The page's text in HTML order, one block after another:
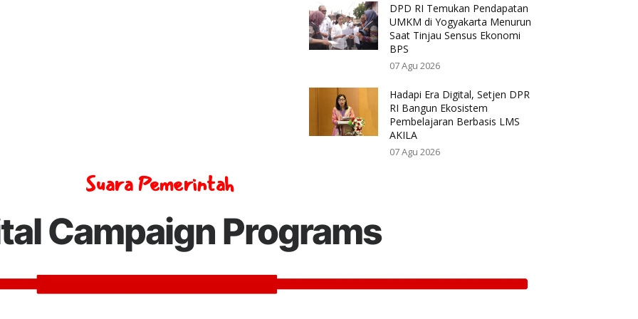
DPD RI Temukan Pendapatan
UMKM di Yogyakarta Menurun
Saat Tinjau Sensus Ekonomi
BPS
07 Agu 2026
Hadapi Era Digital, Setjen DPR
RI Bangun Ekosistem
Pembelajaran Berbasis LMS
AKILA
07 Agu 2026
Suara Pemerintah
Campaign Programs